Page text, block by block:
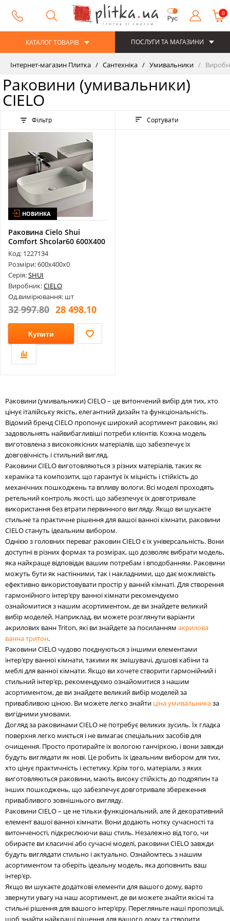
Рус
0
КАТАЛОГ ТОВАРІВ ПОСЛУГИ ТА МАГАЗИНИ
Інтернет-магазин Плитка Сантехніка Умивальники
Раковини (умивальники)
CIELO
Фільтр Сортувати
НОВИНКА
Раковина Cielo Shui
Comfort Shcolar60 600X400
Код: 1227134
Розміри: 600х400х0
Серія:SHUI
Виробник:CIELO
Од.вимірювання: шт
32 997.80 28 498.10
Купити
Раковини (умивальники) CIELO – це витончений вибір для тих, хто
цінує італійську якість, елегантний дизайн та функціональність.
Відомий бренд CIELO пропонує широкий асортимент раковин, які
задовольнять найвибагливіші потреби клієнтів. Кожна модель
виготовлена з високоякісних матеріалів, що забезпечує їх
довговічність і стильний вигляд.
Раковини CIELO виготовляються з різних матеріалів, таких як
кераміка та композити, що гарантує їх міцність і стійкість до
механічних пошкоджень та впливу вологи. Всі моделі проходять
ретельний контроль якості, що забезпечує їх довготривале
використання без втрати первинного вигляду. Якщо ви шукаєте
стильне та практичне рішення для вашої ванної кімнати, раковини
CIELO стануть ідеальним вибором.
Однією з головних переваг раковин CIELO є їх універсальність. Вони
доступні в різних формах та розмірах, що дозволяє вибрати модель,
яка найкраще відповідає вашим потребам і вподобанням. Раковини
можуть бути як настінними, так і накладними, що дає можливість
ефективно використовувати простір у ванній кімнаті. Для створення
гармонійного інтер'єру ванної кімнати рекомендуємо
ознайомитися з нашим асортиментом, де ви знайдете великий
вибір моделей. Наприклад, ви можете розглянути варіанти
акрилових ванн Triton, які ви знайдете за посиланням акрилова
ванна тритон.
Раковини CIELO чудово поєднуються з іншими елементами
інтер'єру ванної кімнати, такими як змішувачі, душові кабіни та
меблі для ванної кімнати. Якщо ви хочете створити гармонійний і
стильний інтер'єр, рекомендуємо ознайомитися з нашим
асортиментом, де ви знайдете великий вибір моделей за
привабливою ціною. Ви можете легко знайти ціна умивальниказа
вигідними умовами.
Догляд за раковинами CIELO не потребує великих зусиль. Їх гладка
поверхня легко миється і не вимагає спеціальних засобів для
очищення. Просто протирайте їх вологою ганчіркою, і вони завжди
будуть виглядати як нові. Це робить їх ідеальним вибором для тих,
хто цінує практичність і естетику. Крім того, матеріали, з яких
виготовляються раковини, мають високу стійкість до подряпин та
інших пошкоджень, що забезпечує довготривале збереження
привабливого зовнішнього вигляду.
Раковини CIELO – це не тільки функціональний, але й декоративний
елемент вашої ванної кімнати. Вони додають нотку сучасності та
витонченості, підкреслюючи ваш стиль. Незалежно від того, чи
обираєте ви класичні або сучасні моделі, раковини CIELO завжди
будуть виглядати стильно і актуально. Ознайомтесь з нашим
асортиментом та оберіть ідеальну модель, яка доповнить ваш
інтер'єр.
Якщо ви шукаєте додаткові елементи для вашого дому, варто
звернути увагу на наш асортимент, де ви можете знайти якісні та
стильні рішення для вашого інтер'єру. Перегляньте наші пропозиції,
щоб знайти найкращі рішення для вашого дому та створити